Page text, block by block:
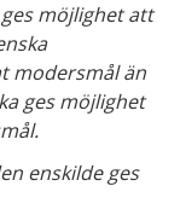
möjlighet att
modersmål än
ges möjlighet
enskilde ges